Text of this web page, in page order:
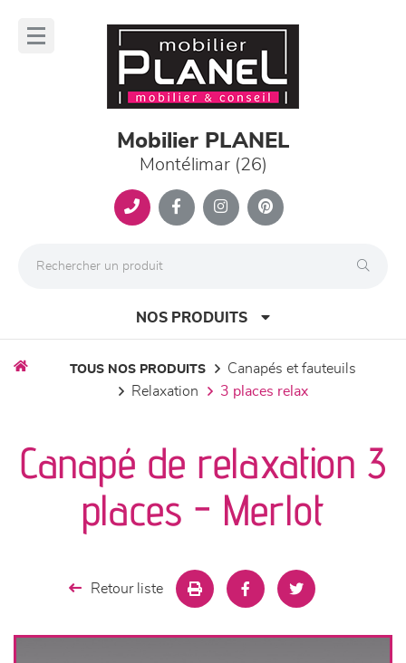
Mobilier PLANEL
Montélimar (26)
NOS PRODUITS
séjours
meubles de complément
TOUS NOS PRODUITS
canapés et fauteuils
relaxation
3 places relax
Canapé de relaxation 3
places - Merlot
Retour liste